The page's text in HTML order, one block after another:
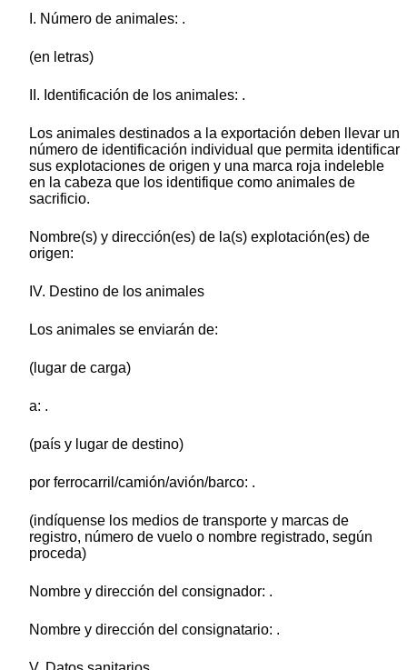
I. Número de animales: .
(en letras)
II. Identificación de los animales: .
Los animales destinados a la exportación deben llevar un
número de identificación individual que permita identificar
sus explotaciones de origen y una marca roja indeleble
en la cabeza que los identifique como animales de
sacrificio.
Nombre(s) y dirección(es) de la(s) explotación(es) de
origen:
IV. Destino de los animales
Los animales se enviarán de:
(lugar de carga)
a: .
(país y lugar de destino)
por ferrocarril/camión/avión/barco: .
(indíquense los medios de transporte y marcas de
registro, número de vuelo o nombre registrado, según
proceda)
Nombre y dirección del consignador: .
Nombre y dirección del consignatario: .